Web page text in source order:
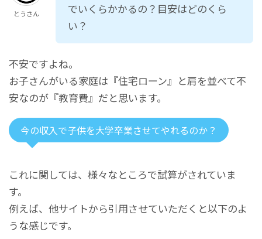
とうさん
でいくらかかるの？目安はどのくら
い？
不安ですよね。
お子さんがいる家庭は『住宅ローン』と肩を並べて不
安なのが『教育費』だと思います。
今の収入で子供を大学卒業させてやれるのか？
これに関しては、様々なところで試算がされていま
す。
例えば、他サイトから引用させていただくと以下のよ
うな感じです。